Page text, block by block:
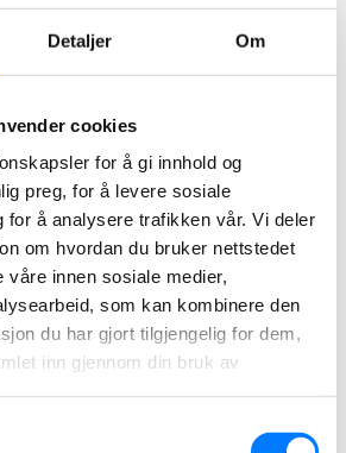
Detaljer Om
cookies
for å gi innhold og
preg, for å levere sosiale
for å analysere trafikken vår. Vi deler
om hvordan du bruker nettstedet
våre innen sosiale medier,
som kan kombinere den
du har gjort tilgjengelig for dem,
inn gjennom din bruk av
to 1954, NAV wyliczy 1/10
według nowych zasad, a
starych zasad.
rok urodzenia to 1955,
z Norwegii w 2/10 na
i w 8/10 na starych